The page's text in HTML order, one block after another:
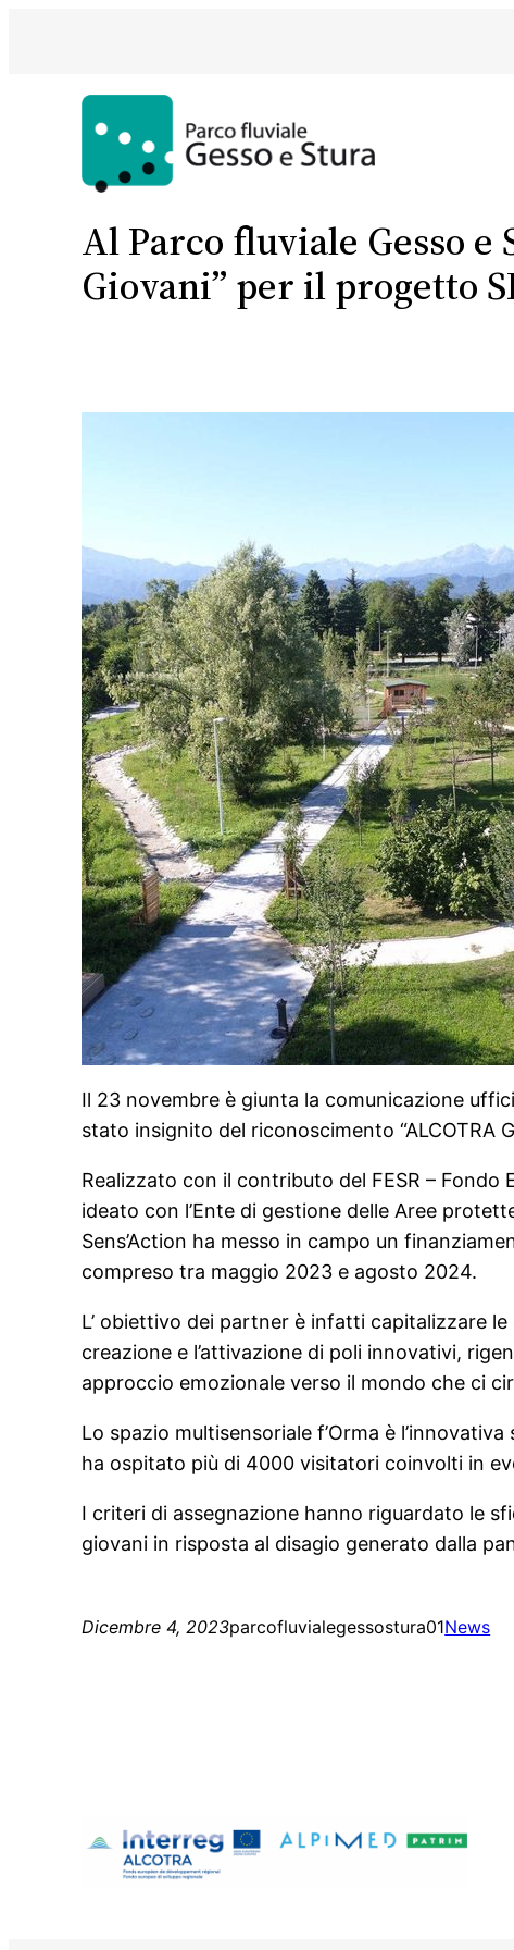
Al Parco fluviale Gesso
Giovani” per il progetto
Il 23 novembre è giunta la comunicazione
stato insignito del riconoscimento “ALCOTRA
Realizzato con il contributo del FESR – Fondo
ideato con l’Ente di gestione delle Aree
Sens’Action ha messo in campo un
compreso tra maggio 2023 e agosto 2024.
L’ obiettivo dei partner è infatti capitalizzare
creazione e l’attivazione di poli innovativi,
approccio emozionale verso il mondo che ci
Lo spazio multisensoriale f’Orma è
ha ospitato più di 4000 visitatori coinvolti in
I criteri di assegnazione hanno riguardato le
giovani in risposta al disagio generato dalla
Dicembre 4, 2023parcofluvialegessostura01News